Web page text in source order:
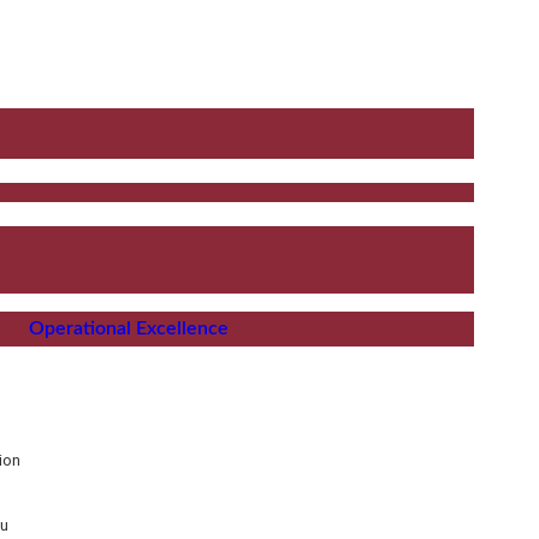
Operational Excellence